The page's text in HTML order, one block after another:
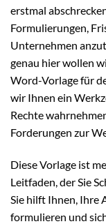
erstmal
Formulierungen,
Unternehmen
genau hier wollen
Word-Vorlage für
wir Ihnen ein
Rechte
Forderungen zur
Diese Vorlage ist
Leitfaden, der Sie
Sie hilft Ihnen, Ihre
formulieren und